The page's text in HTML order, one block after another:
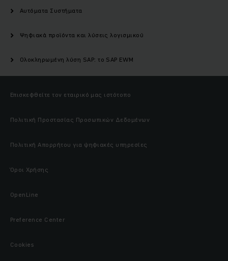
Αυτόματα Συστήματα
Ψηφιακά προϊόντα και λύσεις λογισμικού
Ολοκληρωμένη λύση SAP: το SAP EWM
Επισκεφθείτε τον εταιρικό μας ιστότοπο
Πολιτική Προστασίας Προσωπικών Δεδομένων
Πολιτική Απορρήτου για ψηφιακές υπηρεσίες
Όροι Χρήσης
OpenLine
Preference Center
Cookies